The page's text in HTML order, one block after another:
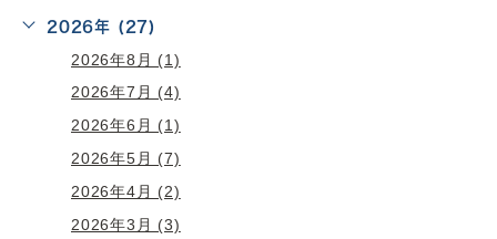
2026年 (27)
2026年8月 (1)
2026年7月 (4)
2026年6月 (1)
2026年5月 (7)
2026年4月 (2)
2026年3月 (3)